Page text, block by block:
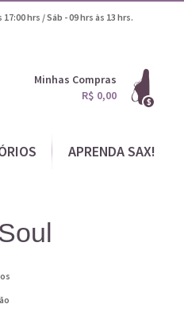
17:00 hrs / Sáb - 09 hrs às 13 hrs.
Minhas Compras
R$ 0,00
APRENDA SAX!